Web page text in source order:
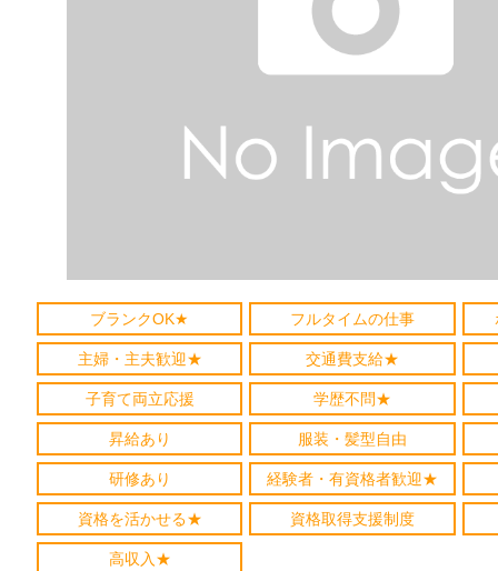
ブランクOK★ フルタイムの仕事
主婦・主夫歓迎★ 交通費支給★
子育て両立応援 学歴不問★
昇給あり 服装・髪型自由
研修あり 経験者・有資格者歓迎★
資格を活かせる★ 資格取得支援制度
高収入★